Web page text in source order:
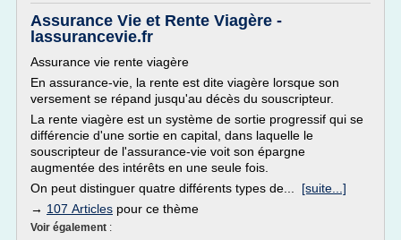
Assurance Vie et Rente Viagère -
lassurancevie.fr
Assurance vie rente viagère
En assurance-vie, la rente est dite viagère lorsque son
versement se répand jusqu'au décès du souscripteur.
La rente viagère est un système de sortie progressif qui se
différencie d'une sortie en capital, dans laquelle le
souscripteur de l'assurance-vie voit son épargne
augmentée des intérêts en une seule fois.
On peut distinguer quatre différents types de... [suite...]
→ 107 Articles pour ce thème
Voir également :